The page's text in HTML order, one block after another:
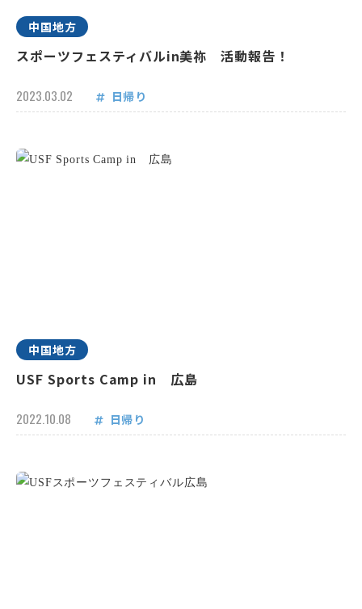
中国地方
スポーツフェスティバルin美祢 活動報告！
2023.03.02 日帰り
中国地方
USF Sports Camp in 広島
2022.10.08 日帰り